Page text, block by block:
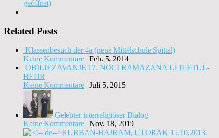
geöffnet)
Related Posts
Klassenbesuch der 4a (neue Mittelschule Spittal)
Keine Kommentare | Feb. 5, 2014
OBILJEZAVANJE 17. NOCI RAMAZANA LEJLETUL-
BEDR
Keine Kommentare | Juli 5, 2015
Gelebter interreligiöser Dialog
Keine Kommentare | Nov. 18, 2019